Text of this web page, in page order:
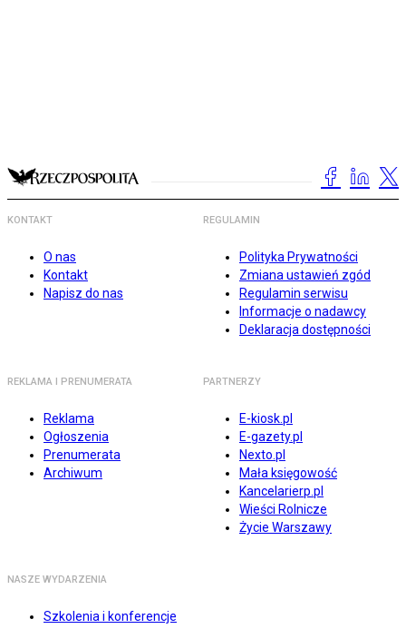
KONTAKT
O nas
Kontakt
Napisz do nas
REGULAMIN
Polityka Prywatności
Zmiana ustawień zgód
Regulamin serwisu
Informacje o nadawcy
Deklaracja dostępności
REKLAMA I PRENUMERATA
Reklama
Ogłoszenia
Prenumerata
Archiwum
PARTNERZY
E-kiosk.pl
E-gazety.pl
Nexto.pl
Mała księgowość
Kancelarierp.pl
Wieści Rolnicze
Życie Warszawy
NASZE WYDARZENIA
Szkolenia i konferencje